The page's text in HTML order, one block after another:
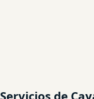
Servicios de